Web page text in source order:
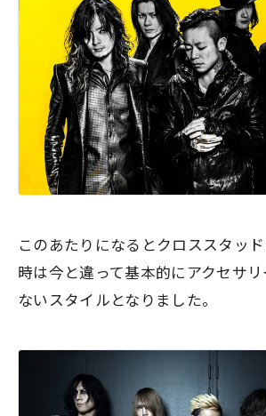
このあたりになるとクロススタッ
時は今と違って基本的にアクセサ
ない スタイルとなりました。